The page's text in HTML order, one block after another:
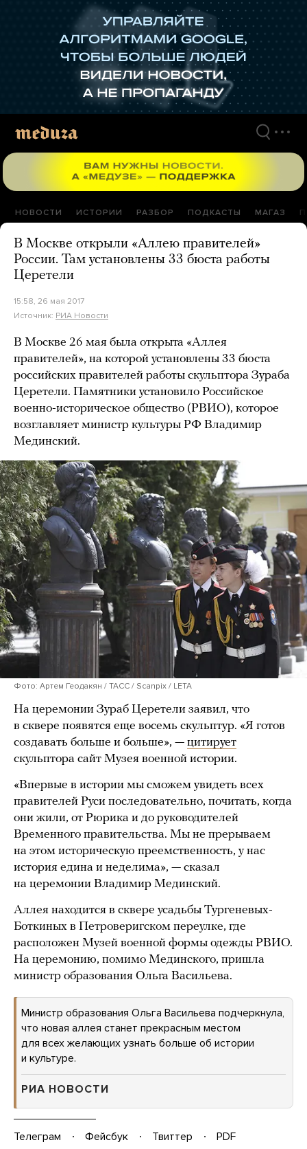
НОВОСТИ ИСТОРИИ РАЗБОР ПОДКАСТЫ МАГАЗ
В Москве открыли «Аллею правителей»
России. Там установлены 33 бюста работы
Церетели
15:58, 26 мая 2017
Источник: РИА Новости
В Москве 26 мая была открыта «Аллея
правителей», на которой установлены 33 бюста
российских правителей работы скульптора Зураба
Церетели. Памятники установило Российское
военно-историческое общество (РВИО), которое
возглавляет министр культуры РФ Владимир
Мединский.
Фото: Артем Геодакян / ТАСС / Scanpix / LETA
На церемонии Зураб Церетели заявил, что
в сквере появятся еще восемь скульптур. «Я готов
создавать больше и больше», — цитирует
скульптора сайт Музея военной истории.
«Впервые в истории мы сможем увидеть всех
правителей Руси последовательно, почитать, когда
они жили, от Рюрика и до руководителей
Временного правительства. Мы не прерываем
на этом историческую преемственность, у нас
история едина и неделима», — сказал
на церемонии Владимир Мединский.
Аллея находится в сквере усадьбы Тургеневых-
Боткиных в Петроверигском переулке, где
расположен Музей военной формы одежды РВИО.
На церемонию, помимо Мединского, пришла
министр образования Ольга Васильева.
Министр образования Ольга Васильева подчеркнула,
что новая аллея станет прекрасным местом
для всех желающих узнать больше об истории
и культуре.
РИА НОВОСТИ
Телеграм Фейсбук Твиттер
PDF